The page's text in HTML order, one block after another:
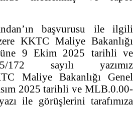
başvurusu ile ilgili
KKTC Maliye Bakanlığı
9 Ekim 2025 tarihli ve
25/172 sayılı yazımız
Maliye Bakanlığı Genel
2025 tarihli ve MLB.0.00-
ile görüşlerini tarafımıza